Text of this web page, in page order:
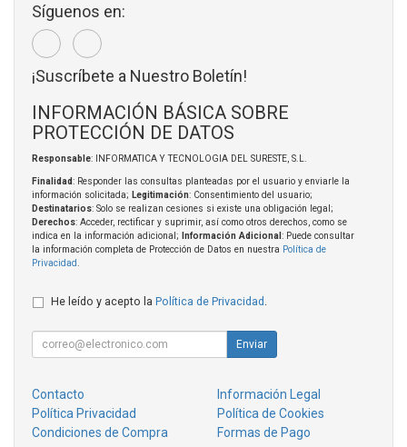
Síguenos en:
¡Suscríbete a Nuestro Boletín!
INFORMACIÓN BÁSICA SOBRE
PROTECCIÓN DE DATOS
Responsable: INFORMATICA Y TECNOLOGIA DEL SURESTE, S.L.
Finalidad: Responder las consultas planteadas por el usuario y enviarle la
información solicitada; Legitimación: Consentimiento del usuario;
Destinatarios: Solo se realizan cesiones si existe una obligación legal;
Derechos: Acceder, rectificar y suprimir, así como otros derechos, como se
indica en la información adicional;
Información Adicional : Puede consultar
la información completa de Protección de Datos en nuestra Política de
Privacidad
He leído y acepto la Política de Privacidad
Enviar
Contacto
Información Legal
Política Privacidad
Política de Cookies
Condiciones de Compra
Formas de Pago